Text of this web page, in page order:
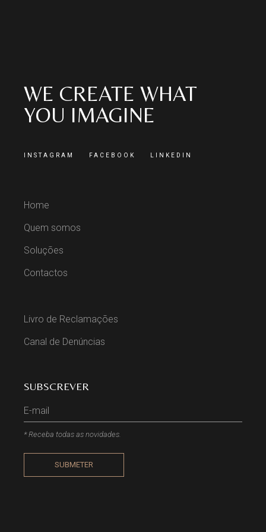
WE CREATE WHAT
YOU IMAGINE
INSTAGRAM FACEBOOK LINKEDIN
Home
Quem somos
Soluções
Contactos
Livro de Reclamações
Canal de Denúncias
SUBSCREVER
* Receba todas as novidades.
SUBMETER